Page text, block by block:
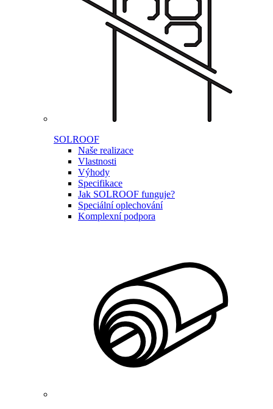
SOLROOF
Naše realizace
Vlastnosti
Výhody
Specifikace
Jak SOLROOF funguje?
Speciální oplechování
Komplexní podpora